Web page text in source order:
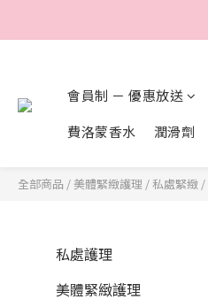
會員制 － 優惠放送
費洛蒙香水
潤滑劑
全部商品 / 美體緊緻護理 /私處緊緻 /
私處護理
美體緊緻護理